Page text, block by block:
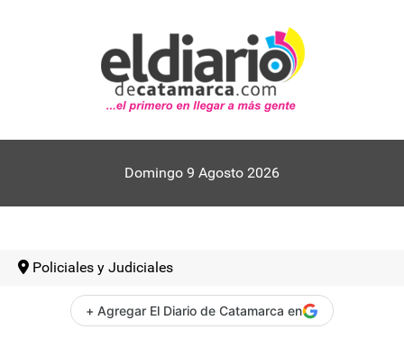
Domingo 9 Agosto 2026
Policiales y Judiciales
+ Agregar El Diario de Catamarca en